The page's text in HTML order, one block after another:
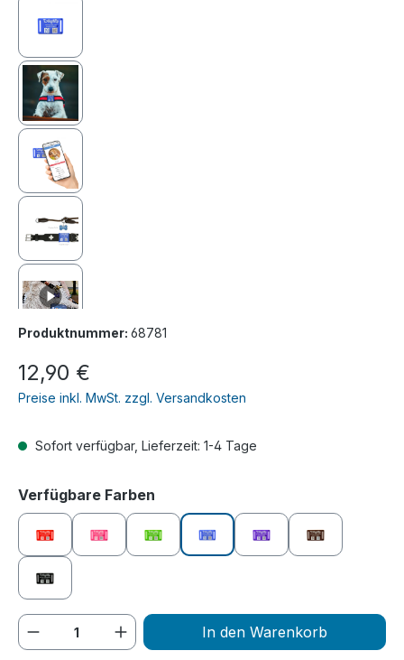
Produktnummer: 68781
Regulärer Preis:
12,90 €
Preise inkl. MwSt. zzgl. Versandkosten
Sofort verfügbar, Lieferzeit: 1-4 Tage
Verfügbare Farben
rot pink grün blau lila braun
schwarz
Produkt Anzahl: Gib den gewünschten
In den Warenkorb